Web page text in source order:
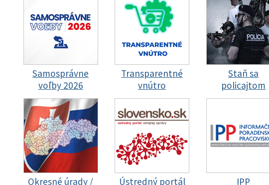
Samosprávne
voľby 2026
Transparentné
vnútro
Staň sa
policajtom
Okresné úrady /
Ústredný portál
IPP